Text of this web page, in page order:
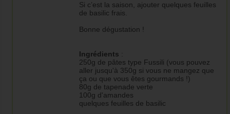
Si c’est la saison, ajouter quelques feuilles
de basilic frais.
Bonne dégustation !
Ingrédients :
250g de pâtes type Fussili (vous pouvez
aller jusqu'à 350g si vous ne mangez que
ça ou que vous êtes gourmands !)
80g de tapenade verte
100g d'amandes
quelques feuilles de basilic